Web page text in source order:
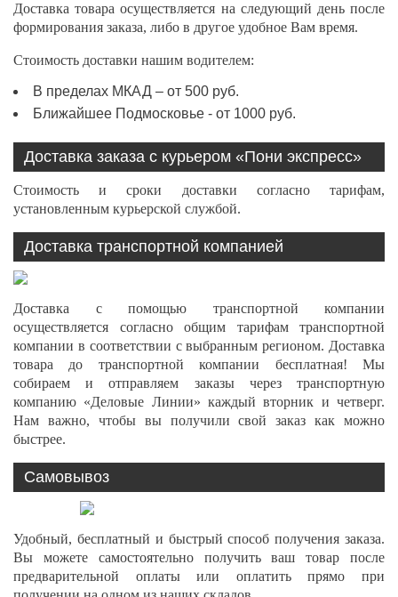
Доставка товара осуществляется на следующий день после
формирования заказа, либо в другое удобное Вам время.
Стоимость доставки нашим водителем:
В пределах МКАД – от 500 руб.
Ближайшее Подмосковье - от 1000 руб.
Доставка заказа с курьером «Пони экспресс»
Стоимость и сроки доставки согласно тарифам,
установленным курьерской службой.
Доставка транспортной компанией
Доставка с помощью транспортной компании
осуществляется согласно общим тарифам транспортной
компании в соответствии с выбранным регионом. Доставка
товара до транспортной компании бесплатная! Мы
собираем и отправляем заказы через транспортную
компанию «Деловые Линии» каждый вторник и четверг.
Нам важно, чтобы вы получили свой заказ как можно
быстрее.
Самовывоз
Удобный, бесплатный и быстрый способ получения заказа.
Вы можете самостоятельно получить ваш товар после
предварительной оплаты или оплатить прямо при